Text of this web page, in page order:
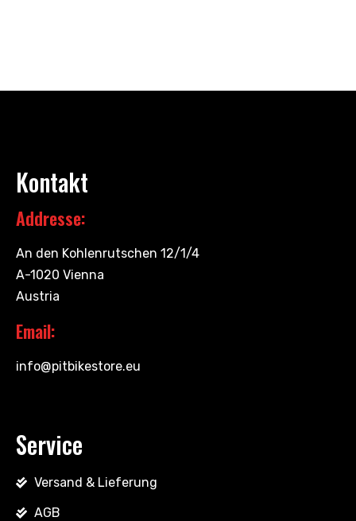
Kontakt
Addresse:
An den Kohlenrutschen 12/1/4
A-1020 Vienna
Austria
Email:
info@pitbikestore.eu
Service
Versand & Lieferung
AGB